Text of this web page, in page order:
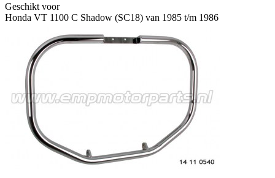
Geschikt voor
Honda VT 1100 C Shadow (SC18) van 1985 t/m 1986